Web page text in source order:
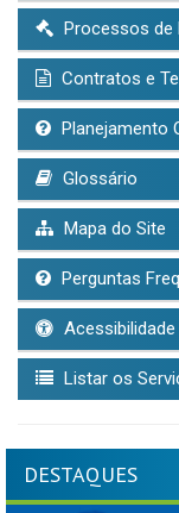
Processos de
Contratos e
Planejamento
Glossário
Mapa do Site
Perguntas
Acessibilidade
Listar os
DESTAQUES